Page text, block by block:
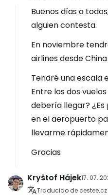
Buenos días a
alguien contesta.
En noviembre
airlines desde
Tendré una escala
Entre los dos
debería llegar?
en el aeropuerto
llevarme
Gracias
Kryštof Hájek17. 07.
Traducido de cestee.cz